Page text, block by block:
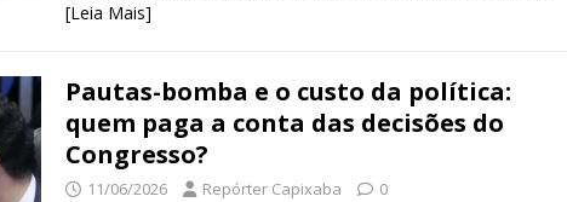
[Leia Mais]
Pautas-bomba e o custo da política:
quem paga a conta das decisões do
Congresso?
11/06/2026 Repórter Capixaba 0